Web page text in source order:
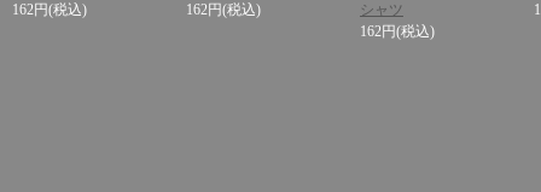
162円(税込)
162円(税込)
シャツ
162円(税込)